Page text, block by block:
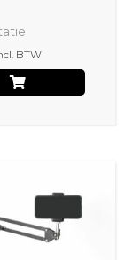
BTW
tot
€24.14